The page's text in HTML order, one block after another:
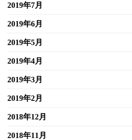
2019年7月
2019年6月
2019年5月
2019年4月
2019年3月
2019年2月
2018年12月
2018年11月